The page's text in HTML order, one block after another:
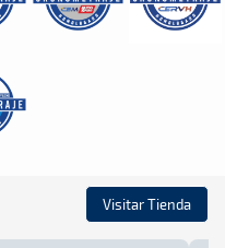
Visitar Tienda